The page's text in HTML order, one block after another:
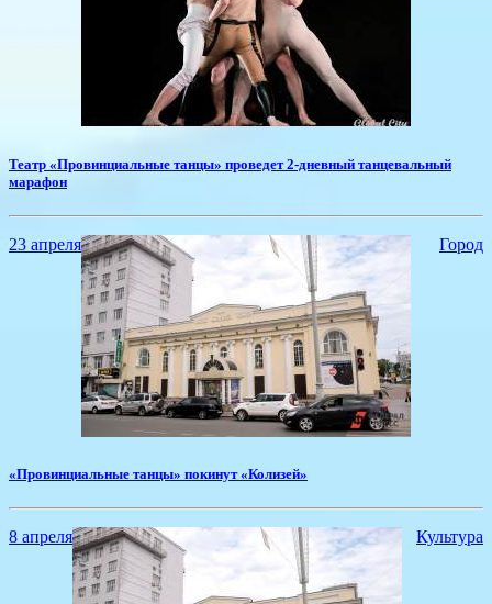
​Театр «Провинциальные танцы» проведет 2-дневный танцевальный
марафон
23 апреля Город
«Провинциальные танцы» покинут «Колизей»
8 апреля Культура